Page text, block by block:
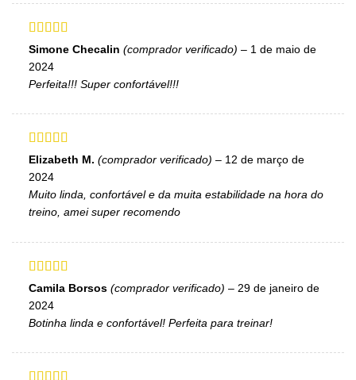
Avaliação5
Simone Checalin (comprador verificado) – 1 de maio de
2024
Perfeita!!! Super confortável!!!
Avaliação 5
Elizabeth M. (comprador verificado) – 12 de março de
2024
Muito linda, confortável e da muita estabilidade na hora do
treino, amei super recomendo
Avaliação5
Camila Borsos (comprador verificado) – 29 de janeiro de
2024
Botinha linda e confortável! Perfeita para treinar!